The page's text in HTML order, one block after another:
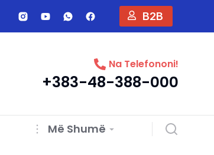
B2B
Na Telefononi!
+383-48-388-000
Më Shumë